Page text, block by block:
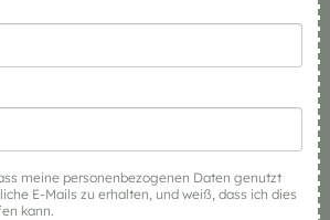
meine personenbezogenen Daten genutzt
E-Mails zu erhalten, und weiß, dass ich dies
kann.